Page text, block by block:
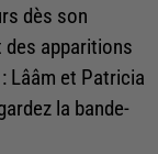
dès son
des apparitions
Lââm et Patricia
la bande-